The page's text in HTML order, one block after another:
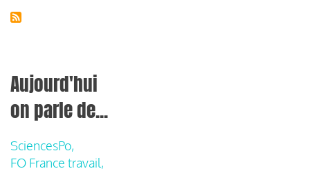
Aujourd'hui
on parle de...
SciencesPo,
FO France travail,